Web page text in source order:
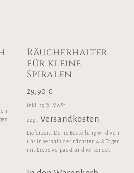
Räucherhalter
für kleine
Spiralen
29,90 €
inkl. 19 % MwSt.
zzgl. Versandkosten
Lieferzeit: Deine Bestellung wird von
uns innerhalb der nächsten 4-8 Tagen
mit Liebe verpackt und versendet!